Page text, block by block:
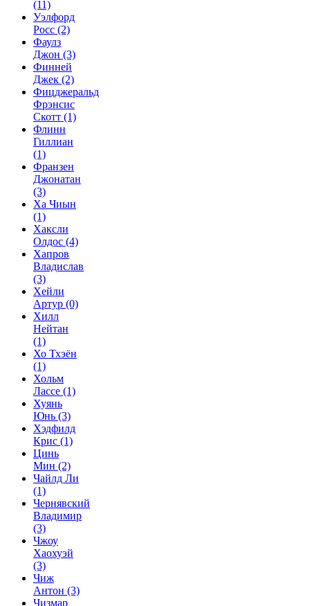
(11)
Уэлфорд
Росс (2)
Фаулз
Джон (3)
Финней
Джек (2)
Фицджеральд
Фрэнсис
Скотт (1)
Флинн
Гиллиан
(1)
Франзен
Джонатан
(3)
Ха Чиын
(1)
Хаксли
Олдос (4)
Хапров
Владислав
(3)
Хейли
Артур (0)
Хилл
Нейтан
(1)
Хо Тхэён
(1)
Хольм
Лассе (1)
Хуянь
Юнь (3)
Хэдфилд
Крис (1)
Цинь
Мин (2)
Чайлд Ли
(1)
Чернявский
Владимир
(3)
Чжоу
Хаохуэй
(3)
Чиж
Антон (3)
Чизмар